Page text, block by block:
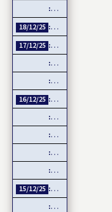
CAN 2025 : Le
18/12/25 Ousmane
17/12/25
Tensions entre
CDM 2026 :
Guinée : Un
16/12/25
RDC : le M23
Trump cherche-t-
Connectivité
CAN 2025 : Ilay
La Coupe
15/12/25
Diffusion
Guinée-Bissau :